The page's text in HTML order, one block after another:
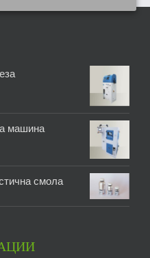
машина
смола